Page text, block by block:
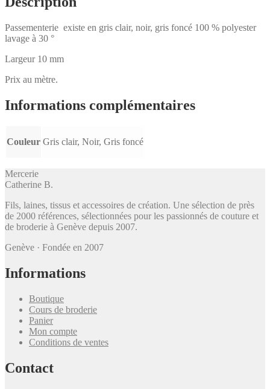
Passementerie existe en gris clair, noir, gris foncé 100 % polyester
lavage à 30 °
Largeur 10 mm
Prix au mètre.
Informations complémentaires
Couleur Gris clair, Noir, Gris foncé
Mercerie
Catherine B.
Fils, laines, tissus et accessoires de création. Une sélection de près
de 2000 références, sélectionnées pour les passionnés de couture et
de broderie à Genève depuis 2007.
Genève · Fondée en 2007
Informations
Boutique
Cours de broderie
Panier
Mon compte
Conditions de ventes
Contact